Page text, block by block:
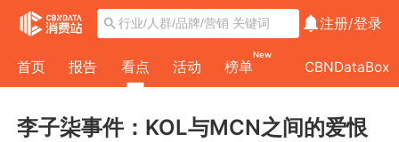
注册/登录
首页 报告 看点 活动 榜单
New
CBNDataBox
李子柒事件：KOL与MCN之间的爱恨